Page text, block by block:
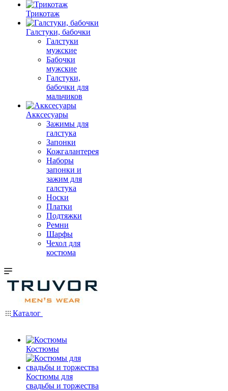
Трикотаж
Галстуки, бабочки
Галстуки
мужские
Бабочки
мужские
Галстуки,
бабочки для
мальчиков
Акксесуары
Зажимы для
галстука
Запонки
Кожгалантерея
Наборы
запонки и
зажим для
галстука
Носки
Платки
Подтяжки
Ремни
Шарфы
Чехол для
костюма
Каталог
Костюмы
Костюмы для
свадьбы и торжества